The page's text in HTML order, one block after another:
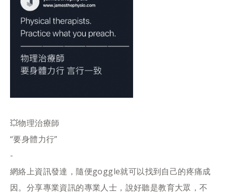
💥物理治療師
“要身體力行”
-
網絡上資訊發達，隨便goggle就可以找到自己的疼痛成
因。分享專業資訊的專業人士，說好聽是教育大眾，不